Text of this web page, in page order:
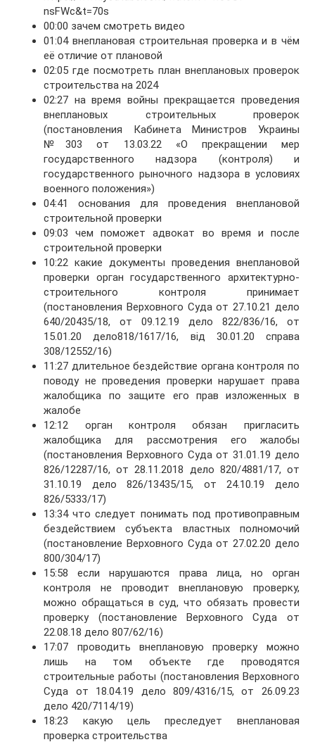
nsFWc&t=70s
00:00 зачем смотреть видео
01:04 внеплановая строительная проверка и в чём
её отличие от плановой
02:05 где посмотреть план внеплановых проверок
строительства на 2024
02:27 на время войны прекращается проведения
внеплановых строительных проверок
(постановления Кабинета Министров Украины
№303 от 13.03.22 «О прекращении мер
государственного надзора (контроля) и
государственного рыночного надзора в условиях
военного положения»)
04:41 основания для проведения внеплановой
строительной проверки
09:03 чем поможет адвокат во время и после
строительной проверки
10:22 какие документы проведения внеплановой
проверки орган государственного архитектурно-
строительного контроля принимает
(постановления Верховного Суда от 27.10.21 дело
640/20435/18, от 09.12.19 дело 822/836/16, от
15.01.20 дело818/1617/16, від 30.01.20 справа
308/12552/16)
11:27 длительное бездействие органа контроля по
поводу не проведения проверки нарушает права
жалобщика по защите его прав изложенных в
жалобе
12:12 орган контроля обязан пригласить
жалобщика для рассмотрения его жалобы
(постановления Верховного Суда от 31.01.19 дело
826/12287/16, от 28.11.2018 дело 820/4881/17, от
31.10.19 дело 826/13435/15, от 24.10.19 дело
826/5333/17)
13:34 что следует понимать под противоправным
бездействием субъекта властных полномочий
(постановление Верховного Суда от 27.02.20 дело
800/304/17)
15:58 если нарушаются права лица, но орган
контроля не проводит внеплановую проверку,
можно обращаться в суд, что обязать провести
проверку (постановление Верховного Суда от
22.08.18 дело 807/62/16)
17:07 проводить внеплановую проверку можно
лишь на том объекте где проводятся
строительные работы (постановления Верховного
Суда от 18.04.19 дело 809/4316/15, от 26.09.23
дело 420/7114/19)
18:23 какую цель преследует внеплановая
проверка строительства